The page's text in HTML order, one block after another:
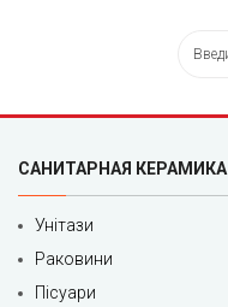
САНИТАРНАЯ КЕРАМИКА
Унітази
Раковини
Пісуари